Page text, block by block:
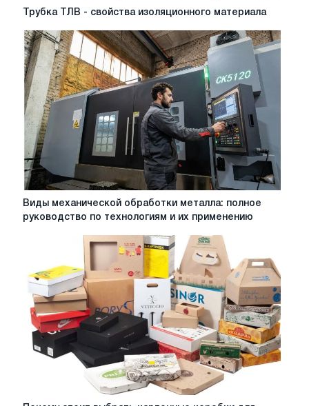
Трубка
ТЛВ
-
свойства
изоляционного
материала
Трубка ТЛВ - свойства изоляционного материала
Виды
руководство
по
технологиям
их
применению
Виды механической обработки металла: полное
руководство по технологиям и их применению
Почему